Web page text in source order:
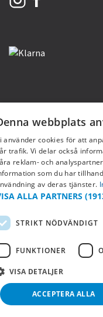
webbplats
använder cookies för att
trafik. Vi delar också
reklam- och
som du har
av deras tjänster.
ALLA PARTNERS
STRIKT NÖDVÄNDIGT
FUNKTIONER
VISA DETALJER
ACCEPTERA ALLA